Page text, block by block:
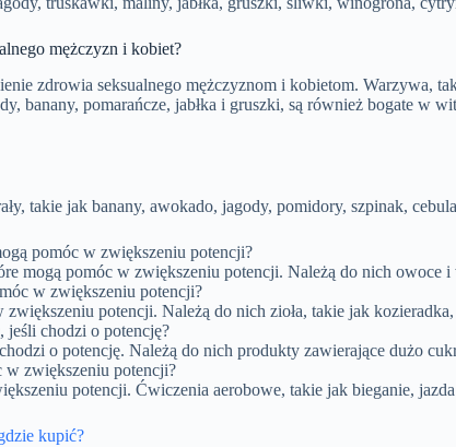
mężczyzn i kobiet?
zdrowia seksualnego mężczyznom i kobietom. Warzywa,
banany, pomarańcze, jabłka i gruszki, są również bogate w
takie jak banany, awokado, jagody, pomidory, szpinak,
pomóc w zwiększeniu potencji?
mogą pomóc w zwiększeniu potencji. Należą do nich
w zwiększeniu potencji?
potencji. Należą do nich zioła, takie jak kozieradka,
jeśli chodzi o potencję?
o potencję. Należą do nich produkty zawierające dużo
w zwiększeniu potencji?
potencji. Ćwiczenia aerobowe, takie jak bieganie,
kupić?